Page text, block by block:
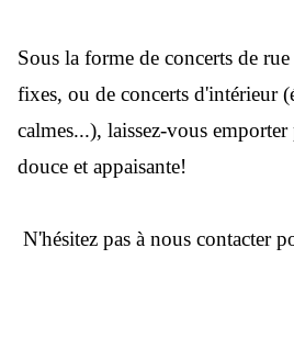
Sous la forme de concerts de
fixes, ou de concerts d'intérieur
calmes...), laissez-vous
douce et appaisante!
N'hésitez pas à nous contacter